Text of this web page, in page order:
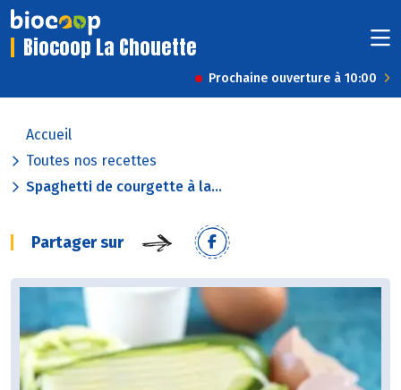
Biocoop La Chouette
Prochaine ouverture à 10:00
Accueil
Toutes nos recettes
Spaghetti de courgette à la...
Partager sur